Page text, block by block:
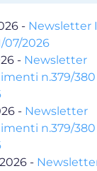
- Newsletter
07/2026
- Newsletter
n.379/
- Newsletter
n.379/
-